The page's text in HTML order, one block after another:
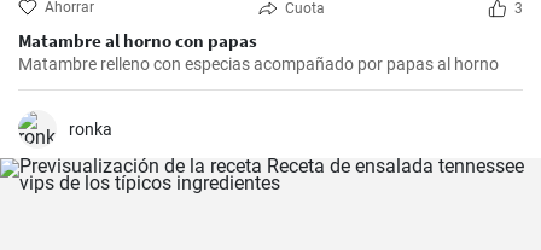
Ahorrar Cuota 3
Matambre al horno con papas
Matambre relleno con especias acompañado por papas al horno
ronka